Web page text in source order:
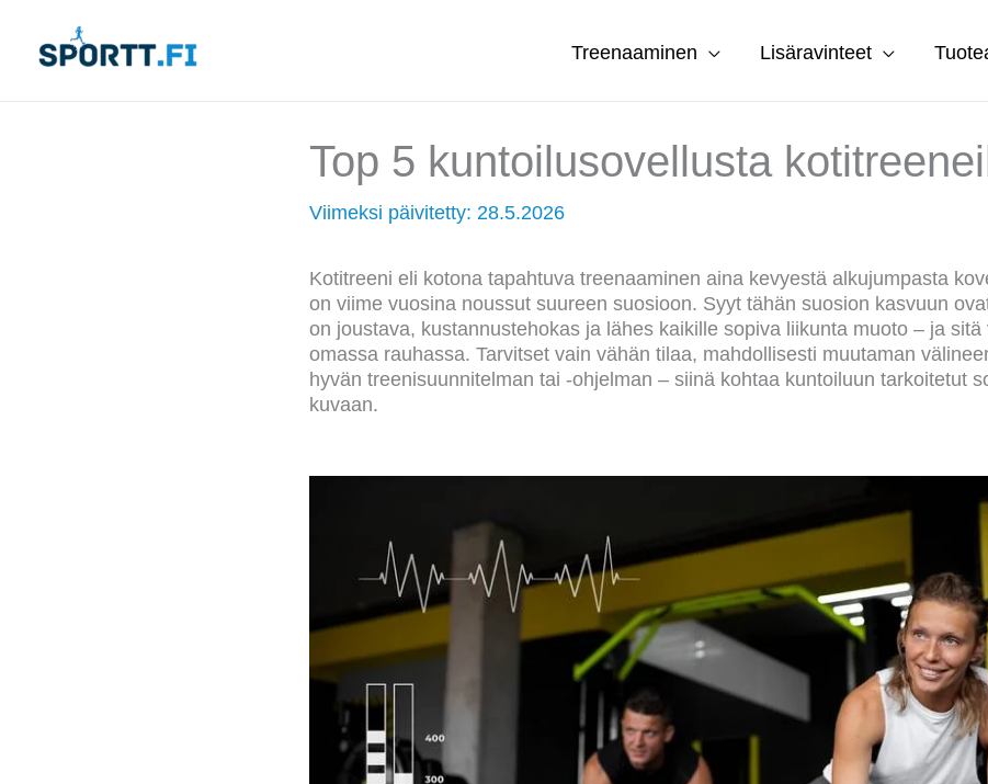
sisältöön
Treenaaminen Lisäravinteet
Top 5 kuntoilusovellusta
Viimeksi päivitetty: 28.5.2026
Kotitreeni eli kotona tapahtuva treenaaminen aina kevyestä alkujumpasta
on viime vuosina noussut suureen suosioon. Syyt tähän suosion kasvuun
on joustava, kustannustehokas ja lähes kaikille sopiva liikunta muoto – ja sitä
omassa rauhassa. Tarvitset vain vähän tilaa, mahdollisesti muutaman
hyvän treenisuunnitelman tai -ohjelman – siinä kohtaa kuntoiluun tarkoitetut
kuvaan.